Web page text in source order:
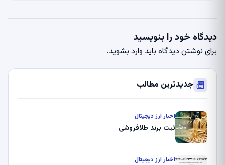
دیدگاه خود را بنویسید
برای نوشتن دیدگاه باید وارد بشوید.
جدیدترین مطالب
اخبار ارز دیجیتال
ثبت برند طلافروشی
اخبار ارز دیجیتال